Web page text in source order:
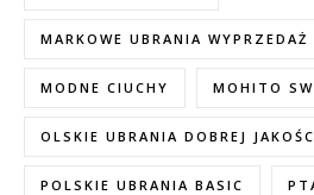
MARKOWE UBRANIA WYPRZEDAŻ
MODNE CIUCHY MOHITO
OLSKIE UBRANIA DOBREJ
POLSKIE UBRANIA BASIC